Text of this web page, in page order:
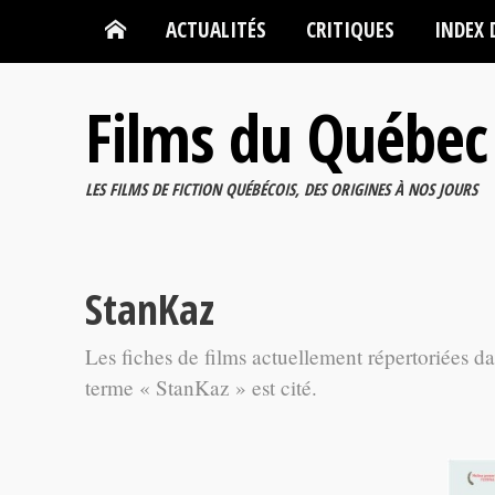
ACTUALITÉS CRITIQUES INDEX
Films du Québec
LES FILMS DE FICTION QUÉBÉCOIS, DES ORIGINES À NOS JOURS
StanKaz
Les fiches de films actuellement répertoriées
terme « StanKaz » est cité.